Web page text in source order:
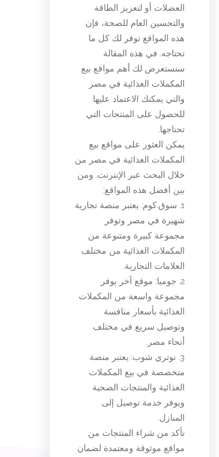
العضلات أو لتعزيز الطاقة
والتحسين العام للصحة، فإن
هذه المواقع توفر لك كل ما
تحتاجه. في هذه المقالة
سنستعرض لك أهم مواقع بيع
المكملات الغذائية في مصر
والتي يمكنك الاعتماد عليها
للحصول على المنتجات التي
تحتاجها.
يمكن العثور على مواقع بيع
المكملات الغذائية في مصر من
خلال البحث عبر الإنترنت. ومن
بين أفضل هذه المواقع:
1. سوق.كوم: يعتبر منصة تجارية
شهيرة في مصر وتوفر
مجموعة كبيرة ومتنوعة من
المكملات الغذائية من مختلف
العلامات التجارية.
2. جوميا: موقع آخر يوفر
مجموعة واسعة من المكملات
الغذائية بأسعار منافسة
وتوصيل سريع في مختلف
أنحاء مصر.
3. نوتري شوب: يعتبر منصة
متخصصة في بيع المكملات
الغذائية والمنتجات الصحية
ويوفر خدمة توصيل إلى
المنازل.
تأكد من شراء المنتجات من
مواقع موثوقة ومعتمدة لضمان